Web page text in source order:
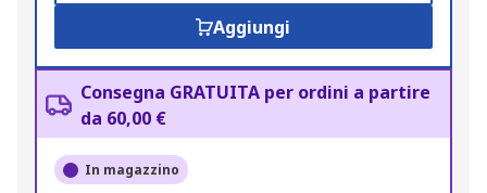
Aggiungi
Consegna GRATUITA per ordini a partire
da 60,00 €
In magazzino